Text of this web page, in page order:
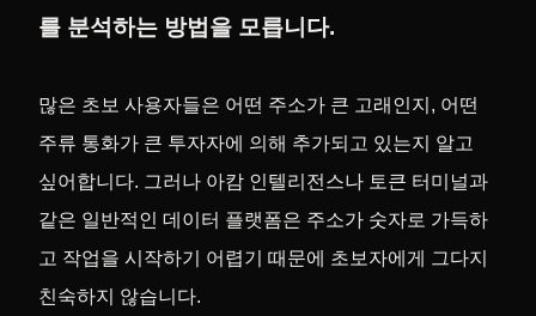
를 분석하는 방법을 모릅니다.
많은 초보 사용자들은 어떤 주소가 큰 고래인지, 어떤
주류 통화가 큰 투자자에 의해 추가되고 있는지 알고
싶어합니다. 그러나 아캄 인텔리전스나 토큰 터미널과
같은 일반적인 데이터 플랫폼은 주소가 숫자로 가득하
고 작업을 시작하기 어렵기 때문에 초보자에게 그다지
친숙하지 않습니다.